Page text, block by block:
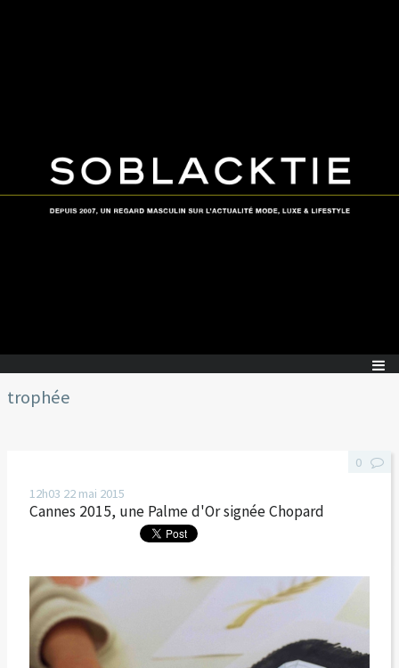
trophée
12h03 22 mai 2015
Cannes 2015, une Palme d'Or signée Chopard
0